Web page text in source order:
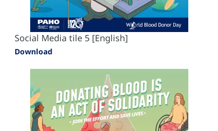
Social Media tile 5 [English]
Download